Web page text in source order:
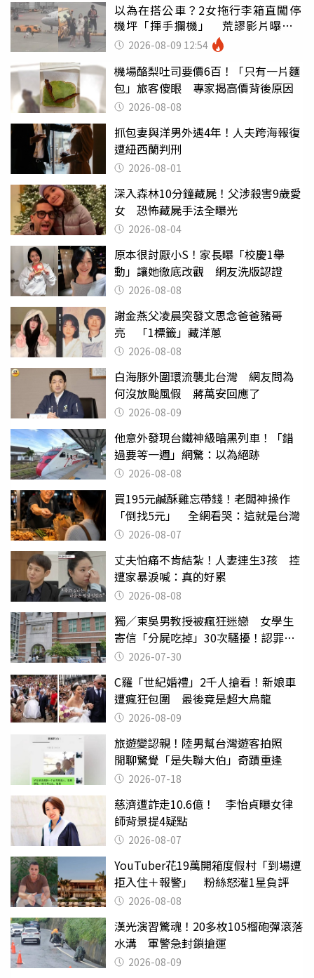
以為在搭公車？2女拖行李箱直闖停
機坪「揮手攔機」 荒謬影片曝網
傻眼2026-08-09 12:54
機場酪梨吐司要價6百！「只有一片麵
包」旅客傻眼 專家揭高價背後原因
2026-08-08
抓包妻與洋男外遇4年！人夫跨海報復
遭紐西蘭判刑
2026-08-01
深入森林10分鐘藏屍！父涉殺害9歲愛
女 恐怖藏屍手法全曝光
2026-08-04
原本很討厭小S！家長曝「校慶1舉
動」讓她徹底改觀 網友洗版認證
2026-08-08
謝金燕父凌晨突發文思念爸爸豬哥
亮 「1標籤」藏洋蔥
2026-08-08
白海豚外圍環流襲北台灣 網友問為
何沒放颱風假 蔣萬安回應了
2026-08-09
他意外發現台鐵神級暗黑列車！「錯
過要等一週」網驚：以為絕跡
2026-08-08
買195元鹹酥雞忘帶錢！老闆神操作
「倒找5元」 全網看哭：這就是台灣
2026-08-07
丈夫怕痛不肯結紮！人妻連生3孩 控
遭家暴淚喊：真的好累
2026-08-08
獨／東吳男教授被瘋狂迷戀 女學生
寄信「分屍吃掉」30次騷擾！認罪免
關 2026-07-30
C羅「世紀婚禮」2千人搶看！新娘車
遭瘋狂包圍 最後竟是超大烏龍
2026-08-09
旅遊變認親！陸男幫台灣遊客拍照
閒聊驚覺「是失聯大伯」奇蹟重逢
2026-07-18
慈濟遭詐走10.6億！ 李怡貞曝女律
師背景提4疑點
2026-08-07
YouTuber花19萬開箱度假村「到場遭
拒入住＋報警」 粉絲怒灌1星負評
2026-08-08
漢光演習驚魂！20多枚105榴砲彈滾落
水溝 軍警急封鎖搶運
2026-08-09